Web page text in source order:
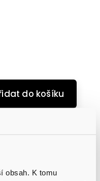
obsah. K tomu
do košíku